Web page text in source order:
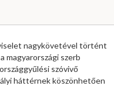
nagykövetével történt
magyarországi szerb
szóvivő
háttérnek köszönhetően